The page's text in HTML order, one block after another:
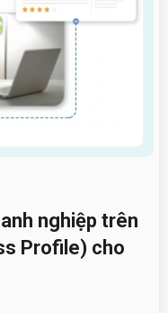
nghiệp trên
Profile) cho